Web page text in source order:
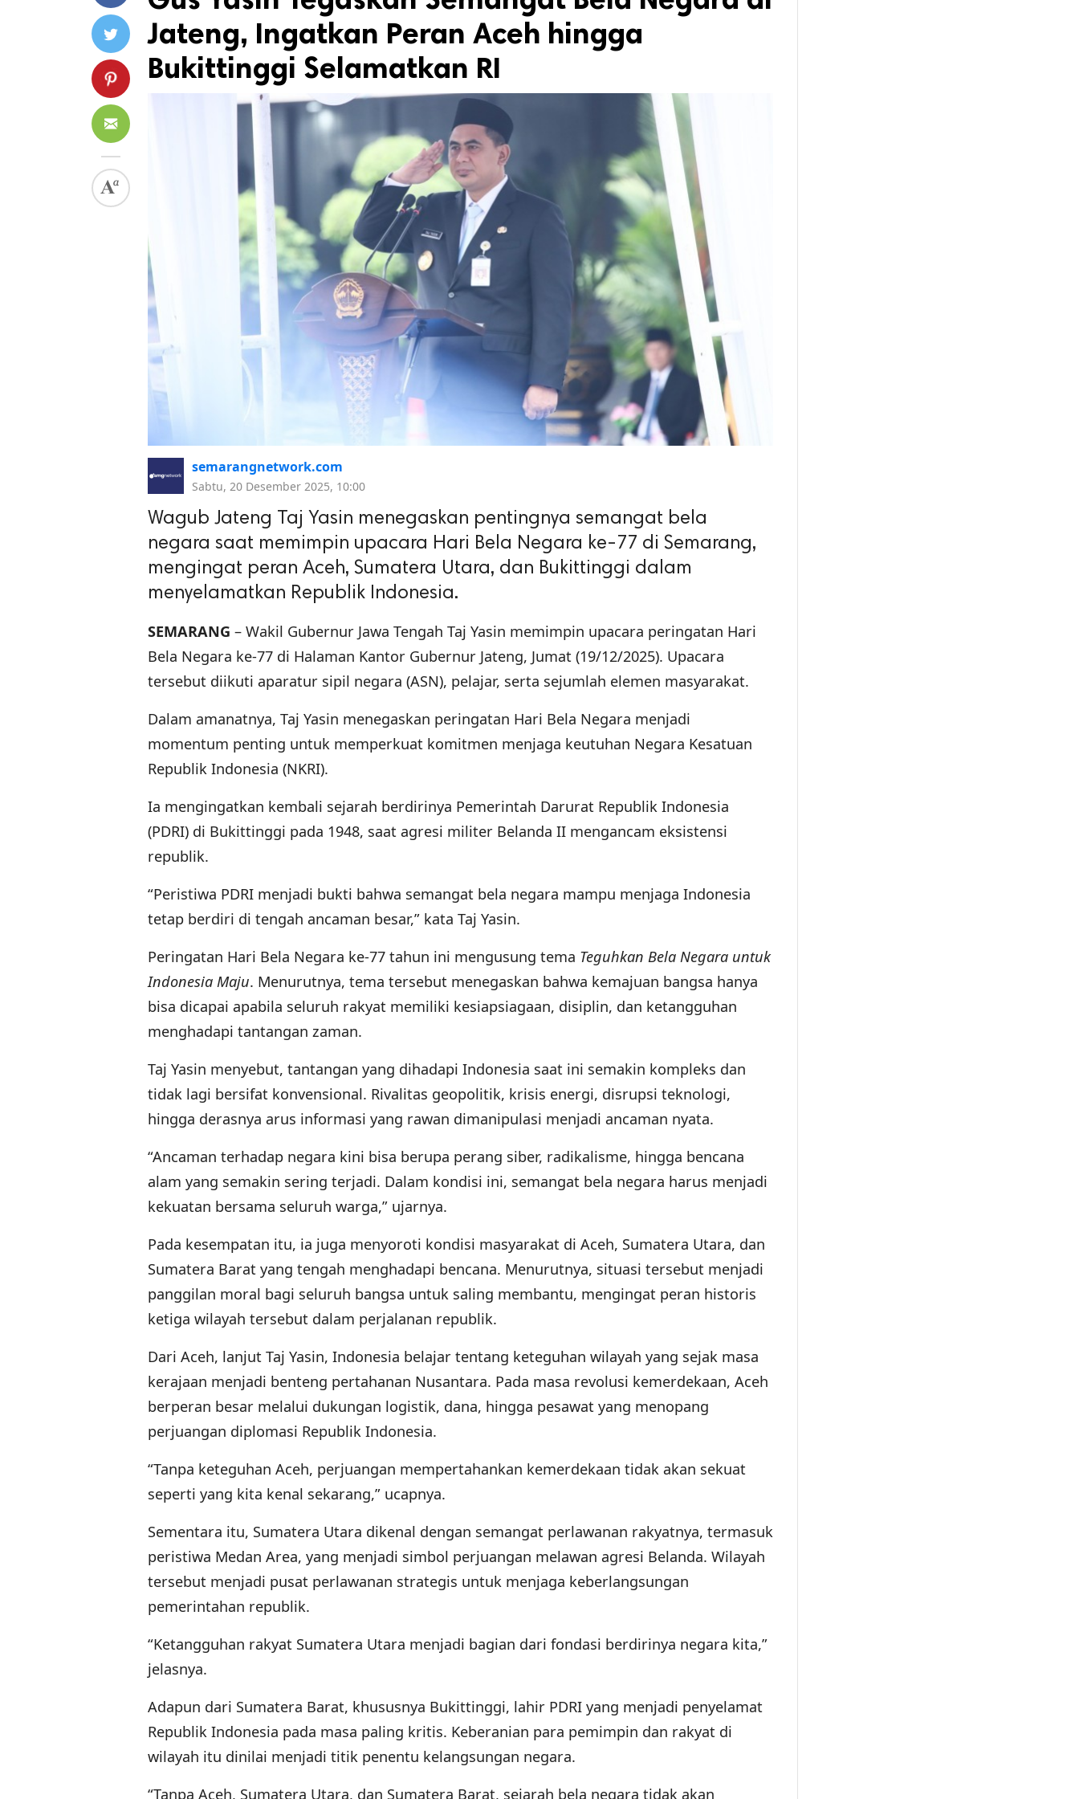
Jateng, Ingatkan Peran Aceh hingga
Bukittinggi Selamatkan RI
semarangnetwork.com
Sabtu, 20 Desember 2025, 10:00
Wagub Jateng Taj Yasin menegaskan pentingnya semangat bela
negara saat memimpin upacara Hari Bela Negara ke-77 di Semarang,
mengingat peran Aceh, Sumatera Utara, dan Bukittinggi dalam
menyelamatkan Republik Indonesia.
SEMARANG – Wakil Gubernur Jawa Tengah Taj Yasin memimpin upacara peringatan Hari
Bela Negara ke-77 di Halaman Kantor Gubernur Jateng, Jumat (19/12/2025). Upacara
tersebut diikuti aparatur sipil negara (ASN), pelajar, serta sejumlah elemen masyarakat.
Dalam amanatnya, Taj Yasin menegaskan peringatan Hari Bela Negara menjadi
momentum penting untuk memperkuat komitmen menjaga keutuhan Negara Kesatuan
Republik Indonesia (NKRI).
Ia mengingatkan kembali sejarah berdirinya Pemerintah Darurat Republik Indonesia
(PDRI) di Bukittinggi pada 1948, saat agresi militer Belanda II mengancam eksistensi
republik.
“Peristiwa PDRI menjadi bukti bahwa semangat bela negara mampu menjaga Indonesia
tetap berdiri di tengah ancaman besar,” kata Taj Yasin.
Peringatan Hari Bela Negara ke-77 tahun ini mengusung tema Teguhkan Bela Negara untuk
Indonesia Maju. Menurutnya, tema tersebut menegaskan bahwa kemajuan bangsa hanya
bisa dicapai apabila seluruh rakyat memiliki kesiapsiagaan, disiplin, dan ketangguhan
menghadapi tantangan zaman.
Taj Yasin menyebut, tantangan yang dihadapi Indonesia saat ini semakin kompleks dan
tidak lagi bersifat konvensional. Rivalitas geopolitik, krisis energi, disrupsi teknologi,
hingga derasnya arus informasi yang rawan dimanipulasi menjadi ancaman nyata.
“Ancaman terhadap negara kini bisa berupa perang siber, radikalisme, hingga bencana
alam yang semakin sering terjadi. Dalam kondisi ini, semangat bela negara harus menjadi
kekuatan bersama seluruh warga,” ujarnya.
Pada kesempatan itu, ia juga menyoroti kondisi masyarakat di Aceh, Sumatera Utara, dan
Sumatera Barat yang tengah menghadapi bencana. Menurutnya, situasi tersebut menjadi
panggilan moral bagi seluruh bangsa untuk saling membantu, mengingat peran historis
ketiga wilayah tersebut dalam perjalanan republik.
Dari Aceh, lanjut Taj Yasin, Indonesia belajar tentang keteguhan wilayah yang sejak masa
kerajaan menjadi benteng pertahanan Nusantara. Pada masa revolusi kemerdekaan, Aceh
berperan besar melalui dukungan logistik, dana, hingga pesawat yang menopang
perjuangan diplomasi Republik Indonesia.
“Tanpa keteguhan Aceh, perjuangan mempertahankan kemerdekaan tidak akan sekuat
seperti yang kita kenal sekarang,” ucapnya.
Sementara itu, Sumatera Utara dikenal dengan semangat perlawanan rakyatnya, termasuk
peristiwa Medan Area, yang menjadi simbol perjuangan melawan agresi Belanda. Wilayah
tersebut menjadi pusat perlawanan strategis untuk menjaga keberlangsungan
pemerintahan republik.
“Ketangguhan rakyat Sumatera Utara menjadi bagian dari fondasi berdirinya negara kita,”
jelasnya.
Adapun dari Sumatera Barat, khususnya Bukittinggi, lahir PDRI yang menjadi penyelamat
Republik Indonesia pada masa paling kritis. Keberanian para pemimpin dan rakyat di
wilayah itu dinilai menjadi titik penentu kelangsungan negara.
“Tanpa Aceh, Sumatera Utara, dan Sumatera Barat, sejarah bela negara tidak akan